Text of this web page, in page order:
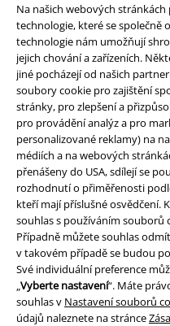
Na našich webových
technologie, které se společně
technologie nám umožňují
jejich chování a zařízeních.
jiné pocházejí od našich
soubory cookie pro zajištění
stránky, pro zlepšení a
pro provádění analýz a pro
personalizované reklamy) na
médiích a na webových
přenášeny do USA, sdílejí se
rozhodnutí o přiměřenosti
kteří mají příslušné osvědčení.
souhlas s používáním souborů
Případně můžete souhlas
v takovém případě se budou
Své individuální preference
„Vyberte nastavení“. Máte
souhlas v Nastavení souborů
údajů naleznete na stránce
Právní informace
Podmínky
Prohlášení
Ochrana osobních údajů
Likvidace odpadu a ochrana
Prohlášení o shodě